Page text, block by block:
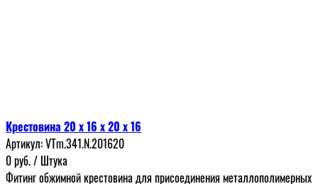
Крестовина 20 x 16 x 20 x 16
Артикул:VTm.341.N.201620
0руб./ Штука
Фитинг обжимной крестовина для присоединения металлополимерных